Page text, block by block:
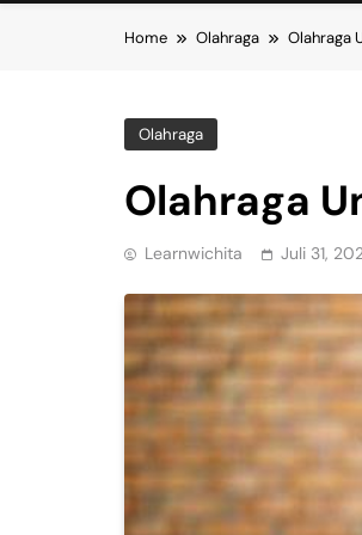
Home Olahraga Olahraga
Olahraga
Olahraga
Learnwichita Juli 31,